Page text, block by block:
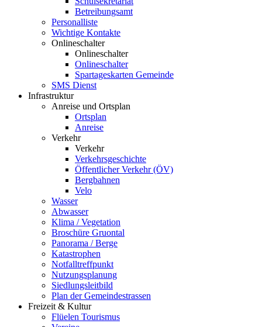
Betreibungsamt
Personalliste
Wichtige Kontakte
Onlineschalter
Onlineschalter
Onlineschalter
Spartageskarten Gemeinde
SMS Dienst
Infrastruktur
Anreise und Ortsplan
Ortsplan
Anreise
Verkehr
Verkehr
Verkehrsgeschichte
Öffentlicher Verkehr (ÖV)
Bergbahnen
Velo
Wasser
Abwasser
Klima / Vegetation
Broschüre Gruontal
Panorama / Berge
Katastrophen
Notfalltreffpunkt
Nutzungsplanung
Siedlungsleitbild
Plan der Gemeindestrassen
Freizeit & Kultur
Flüelen Tourismus